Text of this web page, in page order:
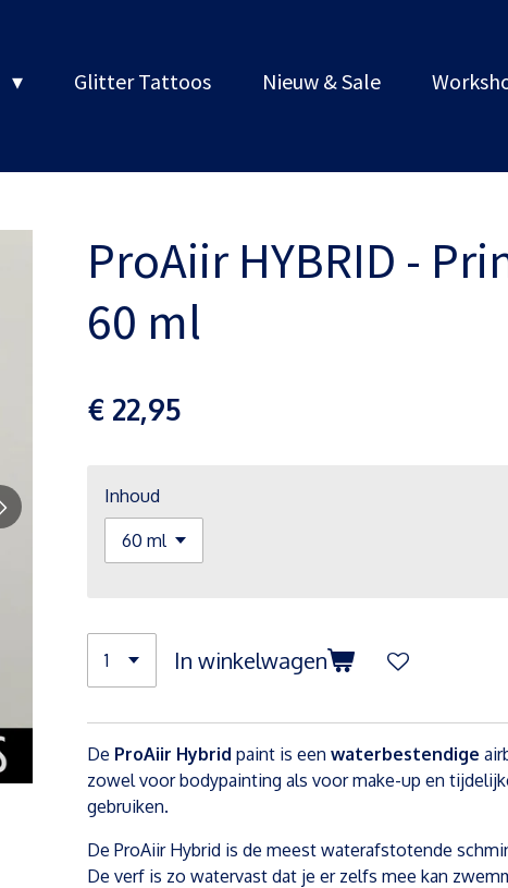
Glitter Tattoos Nieuw & Sale
ProAiir HYBRID -
60 ml
€ 22,95
Inhoud
In winkelwagen
De ProAiir Hybrid paint is een waterbestendige
zowel voor bodypainting als voor make-up en
gebruiken.
De ProAiir Hybrid is de meest waterafstotende
De verf is zo watervast dat je er zelfs mee kan